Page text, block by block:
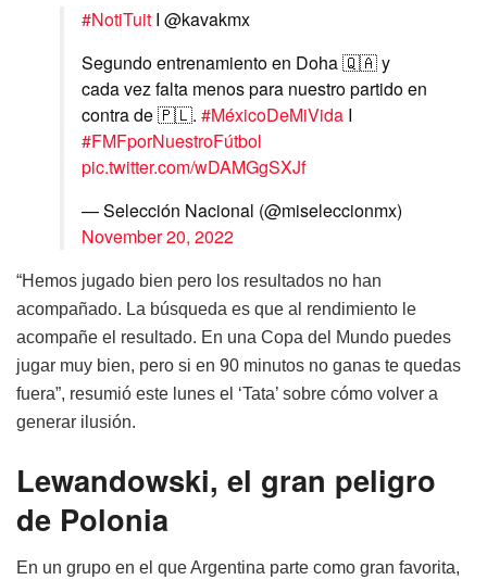
#NotiTuit I @kavakmx
Segundo entrenamiento en Doha 🇶🇦 y
cada vez falta menos para nuestro partido en
contra de 🇵🇱. #MéxicoDeMiVida I
#FMFporNuestroFútbol
pic.twitter.com/wDAMGgSXJf
— Selección Nacional (@miseleccionmx)
November 20, 2022
“Hemos jugado bien pero los resultados no han
acompañado. La búsqueda es que al rendimiento le
acompañe el resultado. En una Copa del Mundo puedes
jugar muy bien, pero si en 90 minutos no ganas te quedas
fuera”, resumió este lunes el ‘Tata’ sobre cómo volver a
generar ilusión.
Lewandowski, el gran peligro
de Polonia
En un grupo en el que Argentina parte como gran favorita,